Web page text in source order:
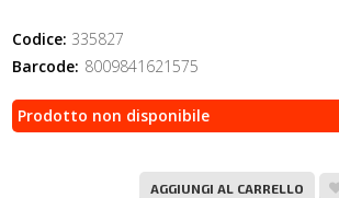
Codice: 335827
Barcode: 8009841621575
Prodotto non disponibile
AGGIUNGI AL CARRELLO